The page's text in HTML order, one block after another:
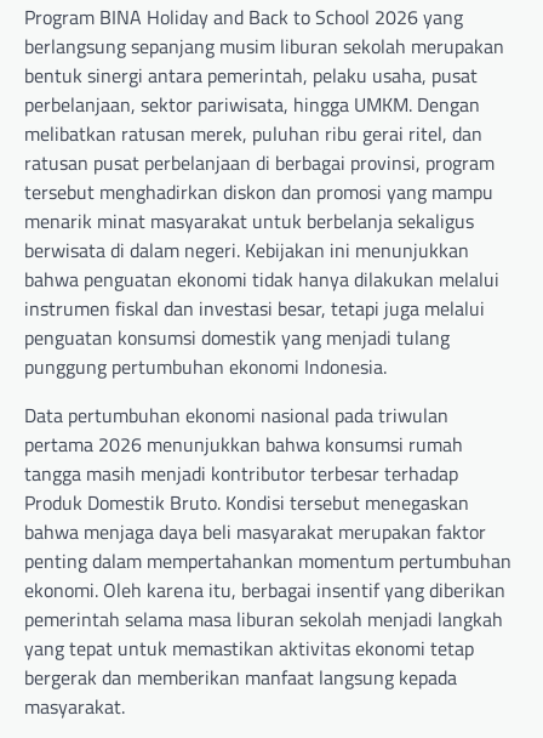
Program BINA Holiday and Back to School 2026 yang
berlangsung sepanjang musim liburan sekolah merupakan
bentuk sinergi antara pemerintah, pelaku usaha, pusat
perbelanjaan, sektor pariwisata, hingga UMKM. Dengan
melibatkan ratusan merek, puluhan ribu gerai ritel, dan
ratusan pusat perbelanjaan di berbagai provinsi, program
tersebut menghadirkan diskon dan promosi yang mampu
menarik minat masyarakat untuk berbelanja sekaligus
berwisata di dalam negeri. Kebijakan ini menunjukkan
bahwa penguatan ekonomi tidak hanya dilakukan melalui
instrumen fiskal dan investasi besar, tetapi juga melalui
penguatan konsumsi domestik yang menjadi tulang
punggung pertumbuhan ekonomi Indonesia.
Data pertumbuhan ekonomi nasional pada triwulan
pertama 2026 menunjukkan bahwa konsumsi rumah
tangga masih menjadi kontributor terbesar terhadap
Produk Domestik Bruto. Kondisi tersebut menegaskan
bahwa menjaga daya beli masyarakat merupakan faktor
penting dalam mempertahankan momentum pertumbuhan
ekonomi. Oleh karena itu, berbagai insentif yang diberikan
pemerintah selama masa liburan sekolah menjadi langkah
yang tepat untuk memastikan aktivitas ekonomi tetap
bergerak dan memberikan manfaat langsung kepada
masyarakat.